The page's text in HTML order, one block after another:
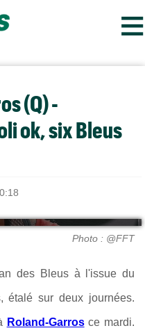
≡
(Q) -
ok, six Bleus
Photo : @FFT
des Bleus à l'issue du
étalé sur deux journées.
Roland-Garrosce mardi.